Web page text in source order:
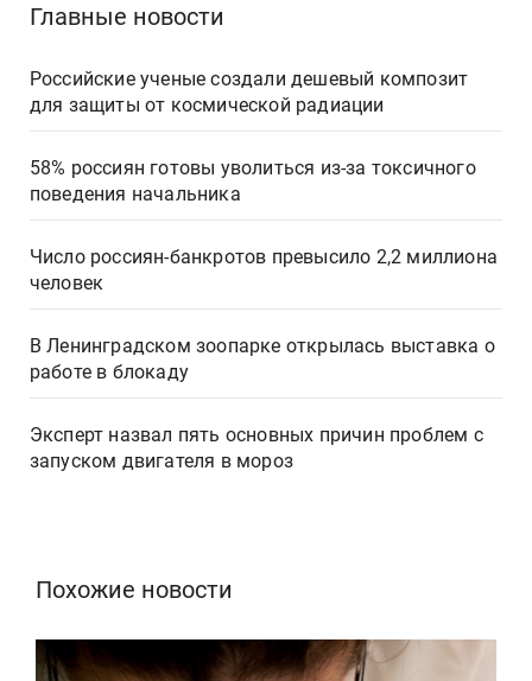
Главные новости
Российские ученые создали дешевый композит
для защиты от космической радиации
58% россиян готовы уволиться из-за токсичного
поведения начальника
Число россиян-банкротов превысило 2,2 миллиона
человек
В Ленинградском зоопарке открылась выставка о
работе в блокаду
Эксперт назвал пять основных причин проблем с
запуском двигателя в мороз
Похожие новости